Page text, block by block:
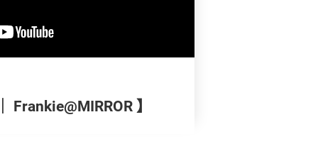
Frankie@MIRROR 】